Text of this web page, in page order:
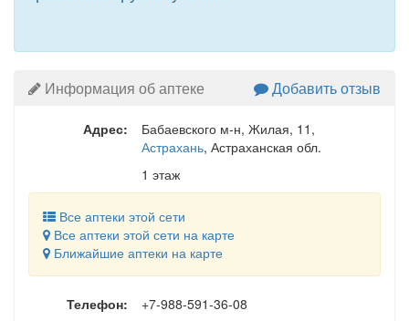
Информация об аптеке Добавить отзыв
Адрес: Бабаевского м-н, Жилая, 11 ,
Астрахань, Астраханская обл.
1 этаж
Все аптеки этой сети
Все аптеки этой сети на карте
Ближайшие аптеки на карте
Телефон:
+7-988-591-36-08